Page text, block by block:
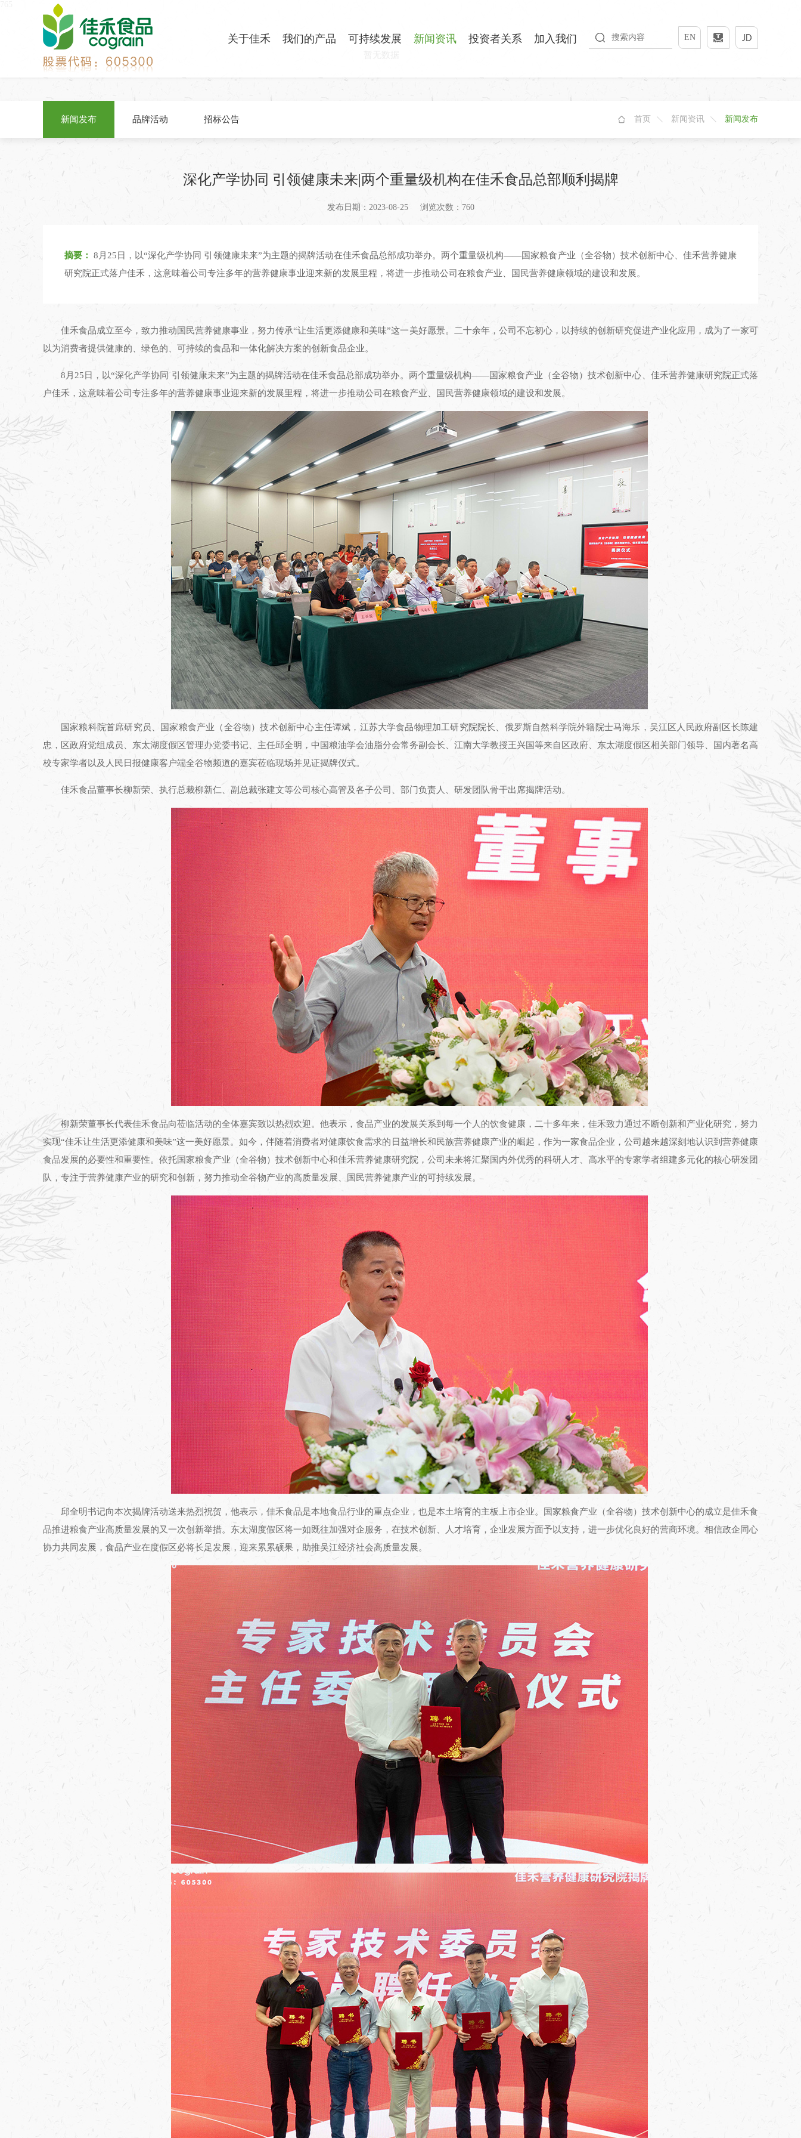
EN
关于佳禾 我们的产品 可持续发展 新闻资讯 投资者关系 加入我们
新闻发布 品牌活动 招标公告 首页 新闻资讯 新闻发布
深化产学协同 引领健康未来|两个重量级机构在佳禾食品总部顺利揭牌
发布日期：2023-08-25 浏览次数：760
摘要：
8月25日，以“深化产学协同 引领健康未来”为主题的揭牌活动在佳禾食品总部成功举办。两个重量级机构——国家粮食产业（全谷物）技术创新中心、佳禾营养健康
研究院正式落户佳禾，这意味着公司专注多年的营养健康事业迎来新的发展里程，将进一步推动公司在粮食产业、国民营养健康领域的建设和发展。
佳禾食品成立至今，致力推动国民营养健康事业，努力传承“让生活更添健康和美味”这一美好愿景。二十余年，公司不忘初心，以持续的创新研究促进产业化应用，成为了一家可
以为消费者提供健康的、绿色的、可持续的食品和一体化解决方案的创新食品企业。
8月25日，以“深化产学协同 引领健康未来”为主题的揭牌活动在佳禾食品总部成功举办。两个重量级机构——国家粮食产业（全谷物）技术创新中心、佳禾营养健康研究院正式落
户佳禾，这意味着公司专注多年的营养健康事业迎来新的发展里程，将进一步推动公司在粮食产业、国民营养健康领域的建设和发展。
国家粮科院首席研究员、国家粮食产业（全谷物）技术创新中心主任谭斌，江苏大学食品物理加工研究院院长、俄罗斯自然科学院外籍院士马海乐，吴江区人民政府副区长陈建
忠，区政府党组成员、东太湖度假区管理办党委书记、主任邱全明，中国粮油学会油脂分会常务副会长、江南大学教授王兴国等来自区政府、东太湖度假区相关部门领导、国内著名高
校专家学者以及人民日报健康客户端全谷物频道的嘉宾莅临现场并见证揭牌仪式。
佳禾食品董事长柳新荣、执行总裁柳新仁、副总裁张建文等公司核心高管及各子公司、部门负责人、研发团队骨干出席揭牌活动。
柳新荣董事长代表佳禾食品向莅临活动的全体嘉宾致以热烈欢迎。他表示，食品产业的发展关系到每一个人的饮食健康，二十多年来，佳禾致力通过不断创新和产业化研究，努力
实现“佳禾让生活更添健康和美味”这一美好愿景。如今，伴随着消费者对健康饮食需求的日益增长和民族营养健康产业的崛起，作为一家食品企业，公司越来越深刻地认识到营养健康
食品发展的必要性和重要性。依托国家粮食产业（全谷物）技术创新中心和佳禾营养健康研究院，公司未来将汇聚国内外优秀的科研人才、高水平的专家学者组建多元化的核心研发团
队，专注于营养健康产业的研究和创新，努力推动全谷物产业的高质量发展、国民营养健康产业的可持续发展。
邱全明书记向本次揭牌活动送来热烈祝贺，他表示，佳禾食品是本地食品行业的重点企业，也是本土培育的主板上市企业。国家粮食产业（全谷物）技术创新中心的成立是佳禾食
品推进粮食产业高质量发展的又一次创新举措。东太湖度假区将一如既往加强对企服务，在技术创新、人才培育，企业发展方面予以支持，进一步优化良好的营商环境。相信政企同心
协力共同发展，食品产业在度假区必将长足发展，迎来累累硕果，助推吴江经济社会高质量发展。